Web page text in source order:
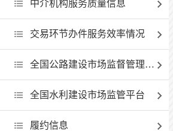
中介机构服务质量信息
交易环节办件服务效率情况
全国公路建设市场监督管理查询系统
全国水利建设市场监管平台
履约信息